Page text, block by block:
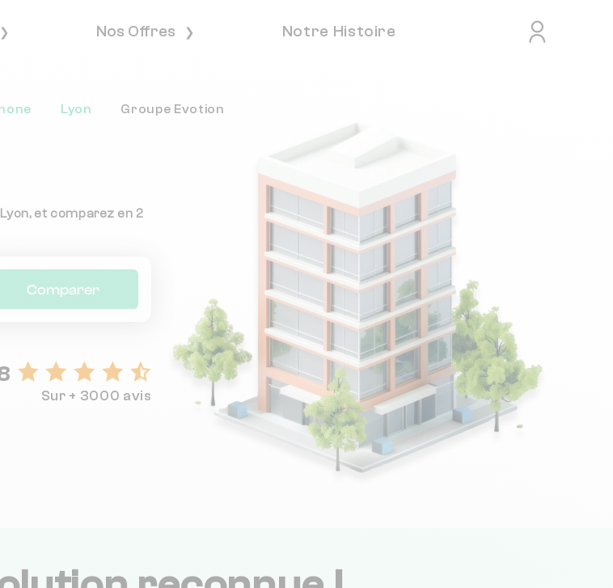
Nos Offres Notre Histoire
Lyon Groupe Evotion
et comparez en 2
Comparer
Sur + 3000 avis